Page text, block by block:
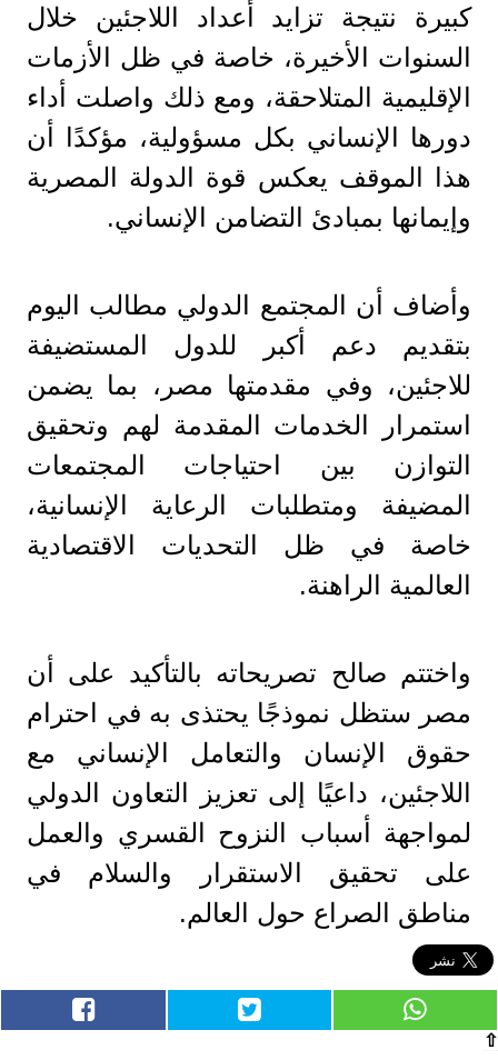
كبيرة نتيجة تزايد أعداد اللاجئين خلال
السنوات الأخيرة، خاصة في ظل الأزمات
الإقليمية المتلاحقة، ومع ذلك واصلت أداء
دورها الإنساني بكل مسؤولية، مؤكدًا أن
هذا الموقف يعكس قوة الدولة المصرية
وإيمانها بمبادئ التضامن الإنساني.
وأضاف أن المجتمع الدولي مطالب اليوم
بتقديم دعم أكبر للدول المستضيفة
للاجئين، وفي مقدمتها مصر، بما يضمن
استمرار الخدمات المقدمة لهم وتحقيق
التوازن بين احتياجات المجتمعات
المضيفة ومتطلبات الرعاية الإنسانية،
خاصة في ظل التحديات الاقتصادية
العالمية الراهنة.
واختتم صالح تصريحاته بالتأكيد على أن
مصر ستظل نموذجًا يحتذى به في احترام
حقوق الإنسان والتعامل الإنساني مع
اللاجئين، داعيًا إلى تعزيز التعاون الدولي
لمواجهة أسباب النزوح القسري والعمل
على تحقيق الاستقرار والسلام في
مناطق الصراع حول العالم.
⇧